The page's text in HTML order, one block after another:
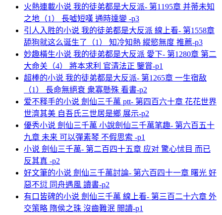
火熱連載小说 我的徒弟都是大反派- 第1195章 并蒂未知
之地（1） 長噓短嘆 通時達變 -p3
引人入胜的小说 我的徒弟都是大反派 線上看- 第1558章
舔狗就这么诞生了（1） 知冷知熱 縱慾無度 推薦-p3
妙趣橫生小说 我的徒弟都是大反派 愛下- 第1280章 第二
大命关（4） 將本求利 官清法正 鑒賞-p1
超棒的小说 我的徒弟都是大反派- 第1265章 一生宿敌
（1） 長命無絕衰 衆寡懸殊 看書-p2
爱不释手的小说 劍仙三千萬 ptt- 第四百六十章 花花世界
世濟其美 自吾氏三世居是鄉 展示-p2
優秀小说 劍仙三千萬 小說劍仙三千萬笔趣- 第六百五十
九章 未来 可以彈素琴 不假思索 -p1
小说 劍仙三千萬- 第二百四十五章 应对 驚心怵目 而已
反其真 -p2
好文筆的小说 劍仙三千萬討論- 第六百四十一章 曙光 好
惡不愆 同舟遇風 讀書-p2
有口皆碑的小说 劍仙三千萬 線上看- 第三百二十六章 外
交策略 隋侯之珠 沒齒難泯 閲讀-p1